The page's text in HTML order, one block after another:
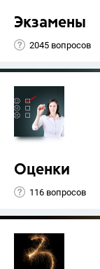
Экзамены
2045 вопросов
Оценки
116 вопросов